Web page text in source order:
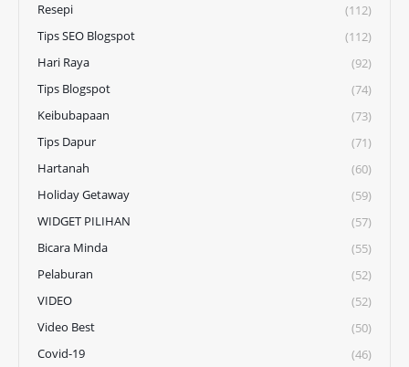
Resepi
(112)
Tips SEO Blogspot
(112)
Hari Raya
(92)
Tips Blogspot
(74)
Keibubapaan
(73)
Tips Dapur
(71)
Hartanah
(60)
Holiday Getaway
(59)
WIDGET PILIHAN
(57)
Bicara Minda
(55)
Pelaburan
(52)
VIDEO
(52)
Video Best
(50)
Covid-19
(46)